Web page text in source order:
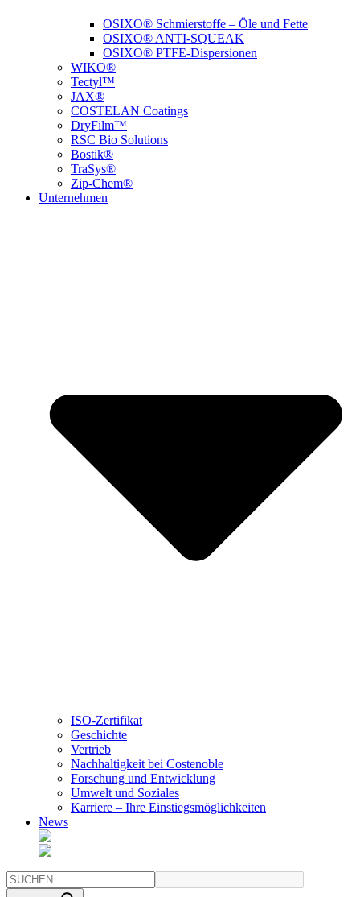
OSIXO® Schmierstoffe – Öle und Fette
OSIXO® ANTI-SQUEAK
OSIXO® PTFE-Dispersionen
WIKO®
Tectyl™
JAX®
COSTELAN Coatings
DryFilm™
RSC Bio Solutions
Bostik®
TraSys®
Zip-Chem®
Unternehmen
ISO-Zertifikat
Geschichte
Vertrieb
Nachhaltigkeit bei Costenoble
Forschung und Entwicklung
Umwelt und Soziales
Karriere – Ihre Einstiegsmöglichkeiten
News